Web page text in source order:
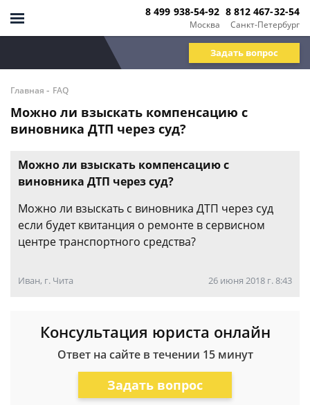
Москва
8 499 938-54-92
Санкт-Петербург
8 812 467-32-54
Задать вопрос
Главная - FAQ
Можно ли взыскать компенсацию с
виновника ДТП через суд?
Можно ли взыскать компенсацию с
виновника ДТП через суд?
Можно ли взыскать с виновника ДТП через суд
если будет квитанция о ремонте в сервисном
центре транспортного средства?
Иван, г. Чита 26 июня 2018 г. 8:43
Консультация юриста онлайн
Ответ на сайте в течении 15 минут
Задать вопрос